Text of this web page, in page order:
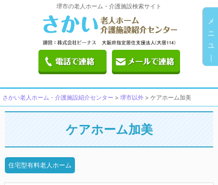
堺市の老人ホーム・介護施設検索サイト
さかい老人ホーム・介護施設紹介センター > 堺市以外 > ケアホーム加美
ケアホーム加美
住宅型有料老人ホーム
メ
ニ
ユ
｜